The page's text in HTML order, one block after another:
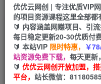
首页 冒泡网 正文
久久疯牛2023年纯
然流玩明白的人，可
优优云网创
2年前发布
优优云网创 | 专注优质VIP
的项目资源课程这里全部都
🔰 内容涵盖网赚项目、引
每日稳定更新20-30优质付
🔰 本站VIP 限时特惠， ￥
站资源免费下载， 每天更新
🔰 优优云网创开放加盟，
平台， 站长微信：